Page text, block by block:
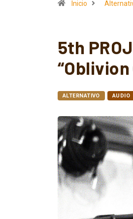
Inicio
5th
ALTERNATIVO AUDIO